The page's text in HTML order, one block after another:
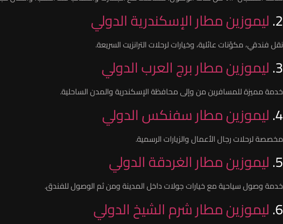
2. ليموزين مطار الإسكندرية الدولي
نقل فندقي، مكوّنات عائلية، وخيارات لرحلات الترانزيت السريعة.
3. ليموزين مطار برج العرب الدولي
خدمة مميزة للمسافرين من وإلى محافظة الإسكندرية والمدن الساحلية.
4. ليموزين مطار سفنكس الدولي
مخصصة لرحلات رجال الأعمال والزيارات الرسمية.
5. ليموزين مطار الغردقة الدولي
خدمة وصول سياحية مع خيارات جولات داخل المدينة ومن ثم الوصول للفندق.
6. ليموزين مطار شرم الشيخ الدولي